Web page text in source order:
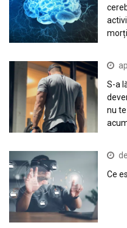
S-a
nu
Ce